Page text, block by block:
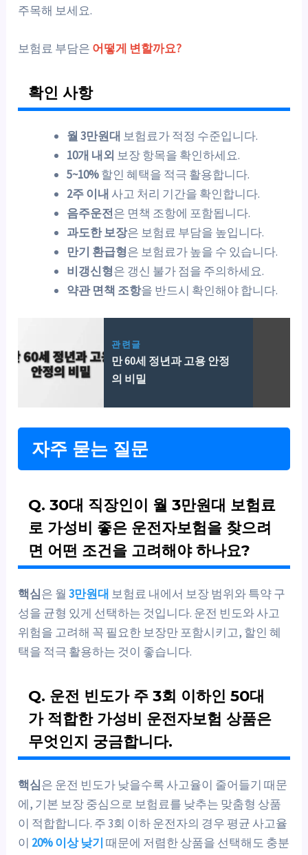
주목해 보세요.
보험료 부담은 어떻게 변할까요?
확인 사항
월 3만원대 보험료가 적정 수준입니다.
10개 내외 보장 항목을 확인하세요.
5~10%할인 혜택을 적극 활용합니다.
2주 이내 사고 처리 기간을 확인합니다.
음주운전은 면책 조항에 포함됩니다.
과도한 보장은 보험료 부담을 높입니다.
만기 환급형은 보험료가 높을 수 있습니다.
비갱신형은 갱신 불가 점을 주의하세요.
약관 면책 조항을 반드시 확인해야 합니다.
관련글
만 60세 정년과 고용 안정
의 비밀
자주 묻는 질문
Q. 30대 직장인이 월 3만원대 보험료
로 가성비 좋은 운전자보험을 찾으려
면 어떤 조건을 고려해야 하나요?
핵심은 월3만원대 보험료 내에서 보장 범위와 특약 구
성을 균형 있게 선택하는 것입니다. 운전 빈도와 사고
위험을 고려해 꼭 필요한 보장만 포함시키고, 할인 혜
택을 적극 활용하는 것이 좋습니다.
Q. 운전 빈도가 주 3회 이하인 50대
가 적합한 가성비 운전자보험 상품은
무엇인지 궁금합니다.
핵심은 운전 빈도가 낮을수록 사고율이 줄어들기 때문
에, 기본 보장 중심으로 보험료를 낮추는 맞춤형 상품
이 적합합니다. 주 3회 이하 운전자의 경우 평균 사고율
이 20% 이상 낮기 때문에 저렴한 상품을 선택해도 충분